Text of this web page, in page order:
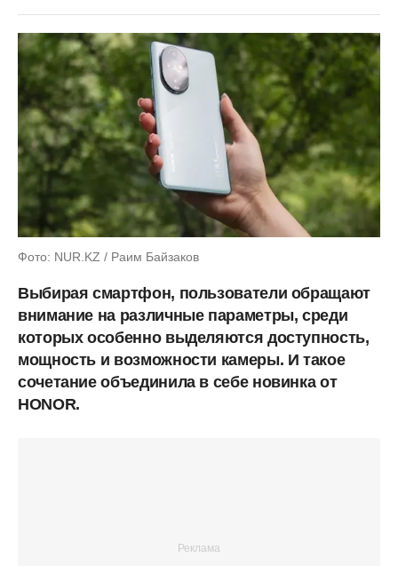
Фото: NUR.KZ / Раим Байзаков
Выбирая смартфон, пользователи обращают
внимание на различные параметры, среди
которых особенно выделяются доступность,
мощность и возможности камеры. И такое
сочетание объединила в себе новинка от
HONOR.